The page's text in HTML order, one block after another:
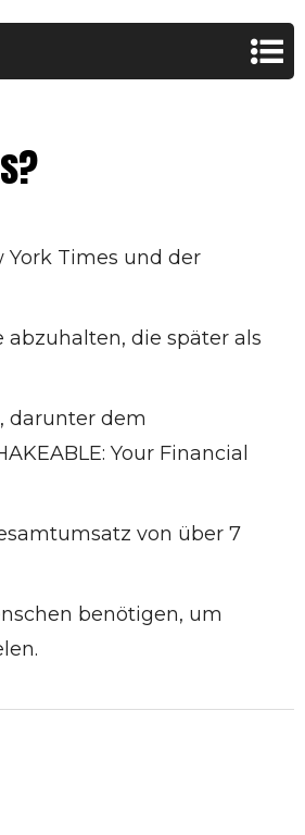
Philosophie
& Strategien für Erfolg
von Tony Robbins
Tony Robbins
York Times und der
abzuhalten, die später als
darunter dem
Your Financial
von über 7
benötigen, um